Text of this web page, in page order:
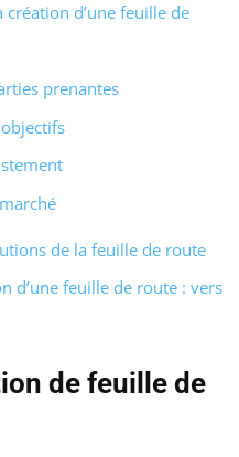
d’une feuille de
prenantes
de la feuille de route
d’une feuille de route : vers
de feuille de